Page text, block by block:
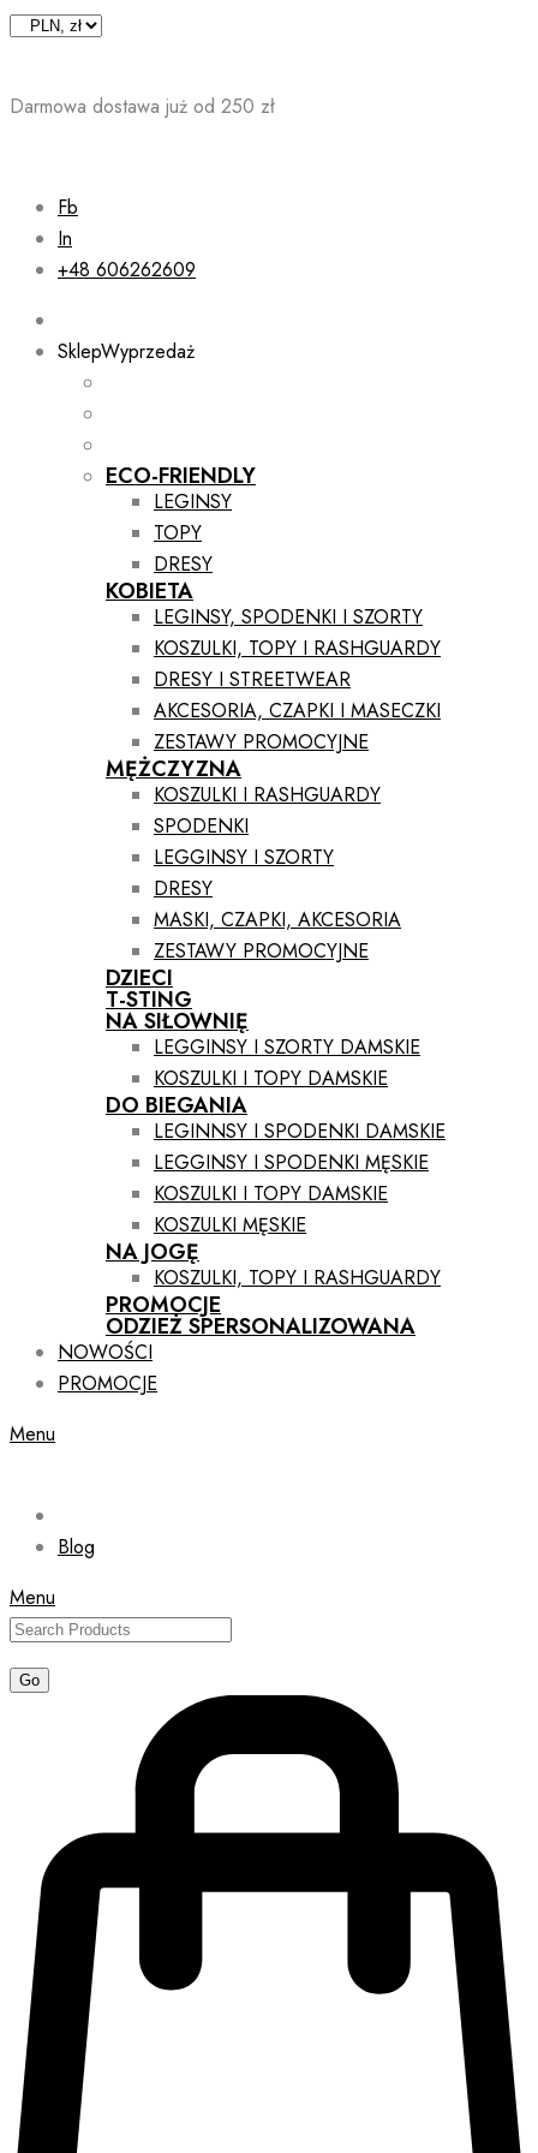
Skip
Darmowa dostawa już od 250 zł
Fb
In
+48 606262609
SklepWyprzedaż
ECO-FRIENDLY
LEGINSY
TOPY
DRESY
KOBIETA
LEGINSY, SPODENKI I SZORTY
KOSZULKI, TOPY I RASHGUARDY
DRESY I STREETWEAR
AKCESORIA, CZAPKI I MASECZKI
ZESTAWY PROMOCYJNE
MĘŻCZYZNA
KOSZULKI I RASHGUARDY
SPODENKI
LEGGINSY I SZORTY
DRESY
MASKI, CZAPKI, AKCESORIA
ZESTAWY PROMOCYJNE
DZIECI
T-STING
NA SIŁOWNIĘ
LEGGINSY I SZORTY DAMSKIE
KOSZULKI I TOPY DAMSKIE
DO BIEGANIA
LEGINNSY I SPODENKI DAMSKIE
LEGGINSY I SPODENKI MĘSKIE
KOSZULKI I TOPY DAMSKIE
KOSZULKI MĘSKIE
NA JOGĘ
KOSZULKI, TOPY I RASHGUARDY
PROMOCJE
ODZIEŻ SPERSONALIZOWANA
NOWOŚCI
PROMOCJE
Menu
Blog
Menu